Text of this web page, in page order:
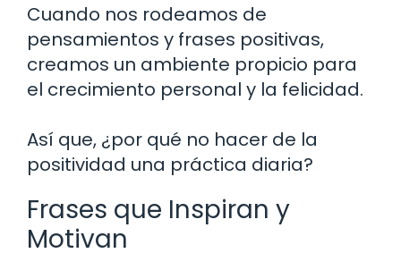
Cuando nos rodeamos de
pensamientos y frases positivas,
creamos un ambiente propicio para
el crecimiento personal y la felicidad.
Así que, ¿por qué no hacer de la
positividad una práctica diaria?
Frases que Inspiran y
Motivan